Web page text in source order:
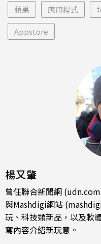
蘋果 應用程式
Appstore
楊又肇
曾任聯合新聞網
與Mashdigi網站
玩、科技類新品，以及軟
寫內容介紹新玩意。